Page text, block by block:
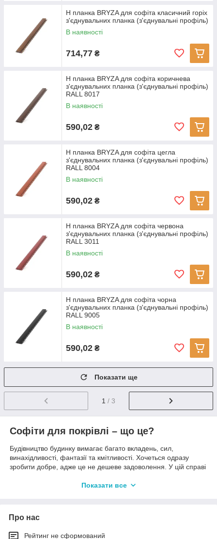
H планка BRYZA для софіта класичний горіх
з'єднувальних планка (з'єднувальні профіль)
В наявності
714,77 ₴
H планка BRYZA для софіта коричнева
з'єднувальних планка (з'єднувальні профіль)
RALL 8017
В наявності
590,02 ₴
H планка BRYZA для софіта цегла
з'єднувальних планка (з'єднувальні профіль)
RALL 8004
В наявності
590,02 ₴
H планка BRYZA для софіта червона
з'єднувальних планка (з'єднувальні профіль)
RALL 3011
В наявності
590,02 ₴
H планка BRYZA для софіта чорна
з'єднувальних планка (з'єднувальні профіль)
RALL 9005
В наявності
590,02 ₴
Показати ще
1 / 3
Софіти для покрівлі – що це?
Будівництво будинку вимагає багато вкладень, сил,
винахідливості, фантазії та кмітливості. Хочеться одразу
зробити добре, адже це не дешеве задоволення. У цій справі
чимале значення. Щоб побудувати дах, який захищатиме
оздоблювальні матеріали.
Показати все
Про нас
Рейтинг не сформований